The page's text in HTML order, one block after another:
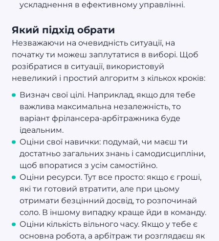
ускладнення в ефективному управлінні.
Який підхід обрати
Незважаючи на очевидність ситуації, на
початку ти можеш заплутатися в виборі. Щоб
розібратися в ситуації, використовуй
невеликий і простий алгоритм з кількох кроків:
Визнач свої цілі. Наприклад, якщо для тебе
важлива максимальна незалежність, то
варіант фрілансера-арбітражника буде
ідеальним.
Оціни свої навички: подумай, чи маєш ти
достатньо загальних знань і самодисципліни,
щоб впоратися з усім самостійно.
Оціни ресурси. Тут все просто: якщо є гроші,
які ти готовий втратити, але при цьому
отримати безцінний досвід, то розпочинай
соло. В іншому випадку краще йди в команду.
Оціни кількість вільного часу. Якщо у тебе є
основна робота, а арбітраж ти розглядаєш як